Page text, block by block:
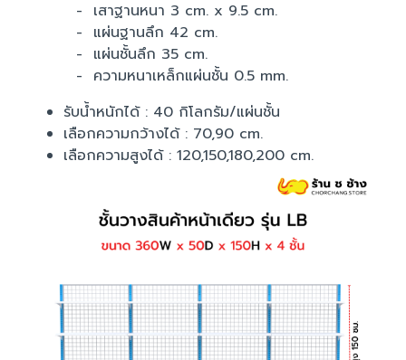
- เสาฐานหนา 3 cm. x 9.5 cm.
- แผ่นฐานลึก 42 cm.
- แผ่นชั้นลึก 35 cm.
- ความหนาเหล็กแผ่นชั้น 0.5 mm.
รับน้ำหนักได้ : 40 กิโลกรัม/แผ่นชั้น
เลือกความกว้างได้ : 70,90 cm.
เลือกความสูงได้ : 120,150,180,200 cm.